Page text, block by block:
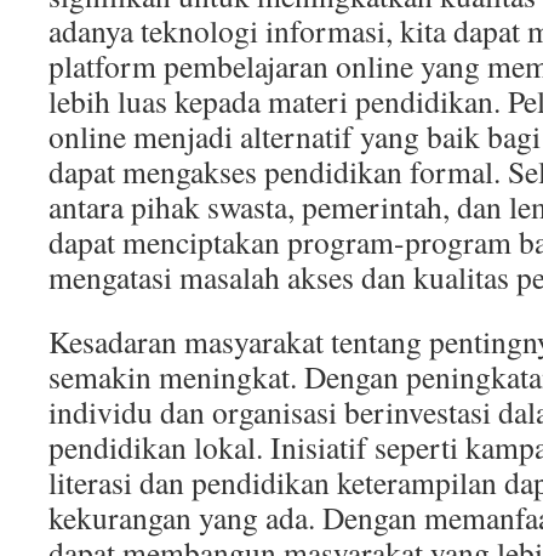
adanya teknologi informasi, kita dapat
platform pembelajaran online yang
lebih luas kepada materi pendidikan.
online menjadi alternatif yang baik
dapat mengakses pendidikan formal.
antara pihak swasta, pemerintah, dan
dapat menciptakan program-program
mengatasi masalah akses dan kualitas
Kesadaran masyarakat tentang
semakin meningkat. Dengan
individu dan organisasi berinvestasi
pendidikan lokal. Inisiatif seperti
literasi dan pendidikan keterampilan
kekurangan yang ada. Dengan